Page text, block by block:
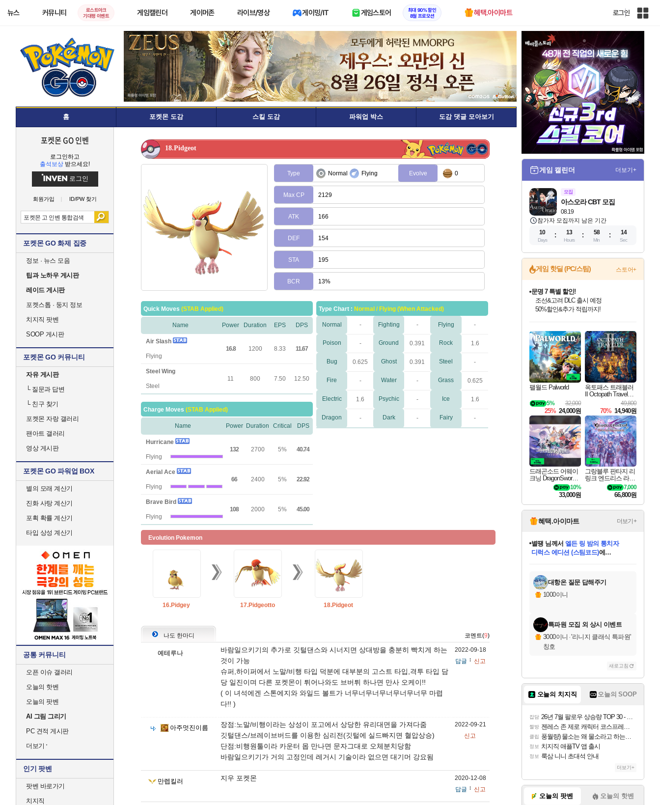
뉴스 커뮤니티
로스트아크
기대평 이벤트
게임캘린더 게이머존 라이브/영상 게이밍/IT 게임스토어
최대 90% 할인
8월 프로모션
혜택.아이마트 로그인
인
홈 포켓몬 도감 스킬 도감 파워업 박스 도감 댓글 모아보기
포켓몬 GO 인벤
로그인하고
출석보상 받으세요!
로그인
회원가입 ID/PW 찾기
포켓몬 GO 화제 집중
정보 · 뉴스 모음
팁과 노하우 게시판
레이드 게시판
포켓스톱 · 둥지 정보
치지직 팟벤
SOOP 게시판
포켓몬 GO 커뮤니티
자유 게시판
└질문과 답변
└친구 찾기
포켓몬 자랑 갤러리
팬아트 갤러리
영상 게시판
포켓몬 GO 파워업 BOX
별의 모래 계산기
진화 사탕 계산기
포획 확률 계산기
타입 상성 계산기
공통 커뮤니티
오픈 이슈 갤러리
오늘의 핫벤
오늘의 팟벤
AI 그림 그리기
PC 견적 게시판
더보기
인기 팟벤
팟벤 바로가기
치지직
18.Pidgeot
Type Normal Flying Evolve 0
Max CP 2129
ATK 166
DEF 154
STA 195
BCR 13%
Quick Moves (STAB Applied)
Name Power Duration EPS DPS
Air Slash
Flying
16.8 1200 8.33 11.67
Steel Wing
Steel
11 800 7.50 12.50
Charge Moves (STAB Applied)
Name Power Duration Critical DPS
Hurricane
Flying
132 2700 5% 40.74
Aerial Ace
Flying
66 2400 5% 22.92
Brave Bird
Flying
108 2000 5% 45.00
Type Chart : Normal / Flying (When Attacked)
Normal - Fighting - Flying -
Poison - Ground 0.391 Rock 1.6
Bug 0.625 Ghost 0.391 Steel -
Fire - Water - Grass 0.625
Electric 1.6 Psychic - Ice 1.6
Dragon - Dark - Fairy -
Evolution Pokemon
16.Pidgey 17.Pidgeotto 18.Pidgeot
나도 한마디 코멘트(9)
예테루나
바람일으키기의 추가로 깃털댄스와 시너지면 상대방을 충분히 빡치게 하는
것이 가능
슈퍼,하이퍼에서 노말/비행 타입 덕분에 대부분의 고스트 타입,격투 타입 담
당 일진이며 다른 포켓몬이 튀어나와도 브버튀 하나면 만사 오케이!!
( 이 녀석에겐 스톤에지와 와일드 볼트가 너무너무너무너무너무너무 마렵
다!! )
2022-09-18
답글
신고
아주멋진이름
장점:노말/비행이라는 상성이 포고에서 상당한 유리대면을 가져다줌
깃털댄스/브레이브버드를 이용한 심리전(깃털에 실드빠지면 혈압상승)
단점:비행원툴이라 카운터 몹 만나면 문자그대로 오체분치당함
바람일으키기가 거의 고정인데 레거시 기술이라 없으면 대기머 강요됨
2022-09-21
신고
만렙킬러 지우 포켓몬
2020-12-08
답글
신고
게임 캘린더 더보기+
모집
08.19
아스오라 CBT 모집
참가자 모집까지 남은 기간
10
Days
13
Hours
58
Min
13
Sec
게임 핫딜 (PC/스팀) 스토어+
최대 90% 할인가를 만나보세요!
네이버혜택과 함께 만나보세요!
문명 7 특별 할인!
조선&고려 DLC 출시 예정
50%할인&추가 적립까지!
네이버 포인트 혜택까지!
이니&베니 혜택까지!
네이버 혜택가와 함께 예약하세요!
할인&네이버혜택으로 만나보세요!
네이버페이 혜택과 만나보세요!
40주년 프로모션으로 만나보세요!
할인가에 만나보세요!
일부 에디션 상시 할인!
혜택으로 예약 판매 중
편안하게 충전하세요
팰월드 Palworld
32,000
5%
25% 24,000원
옥토패스 트래블러
II Octopath Traveler I
49,800
70% 14,940원
드래곤소드 어웨이
크닝 DragonSword A
10%
33,000원
그랑블루 판타지 리
링크 엔드리스 라그
나로크 Granblue Fa
ntasy Relink Endless
7,000
66,800원
혜택.아이마트 더보기+
교환.
별땡 님께서 엘든 링 밤의 통치자
디럭스 에디션 (스팀코드)에
당첨되셨습니다.
당첨되셨습니다.
당첨되셨습니다.
당첨되셨습니다.
당첨되셨습니다.
당첨되셨습니다.
에디션 (스팀코드)를 교환.
당첨되셨습니다.
대항온 질문 답해주기
1000이니
특파원 모집 외 상시 이벤트
3000이니 ·'리니지 클래식 특파원'
칭호
새로고침
오늘의 치지직 오늘의 SOOP
잡담 26년 7월 팔로우 상승량 TOP 30 - 월간 치지직
짤방 젠레스 존 제로 캐릭터 코스프레한 꽁주
클립 풍월량) 물소는 왜 물소라고 하는거야? 아! 그만 ㅋㅋ
정보 치지직 애플TV 앱 출시
정보 룩삼 니니 초대석 안내
더보기+
오늘의 팟벤 오늘의 핫벤